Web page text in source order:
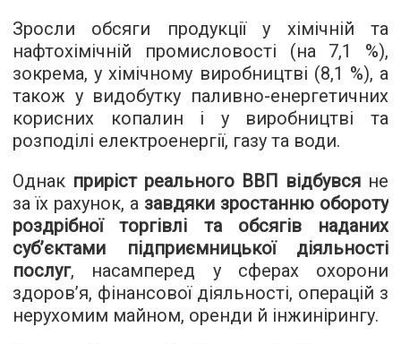
Зросли обсяги продукції у хімічній та
нафтохімічній промисловості (на 7,1 %),
зокрема, у хімічному виробництві (8,1 %), а
також у видобутку паливно-енергетичних
корисних копалин і у виробництві та
розподілі електроенергії, газу та води.
Однак приріст реального ВВП відбувся не
за їх рахунок, а завдяки зростанню обороту
роздрібної торгівлі та обсягів наданих
суб’єктами підприємницької діяльності
послуг, насамперед у сферах охорони
здоров’я, фінансової діяльності, операцій з
нерухомим майном, оренди й інжинірингу.